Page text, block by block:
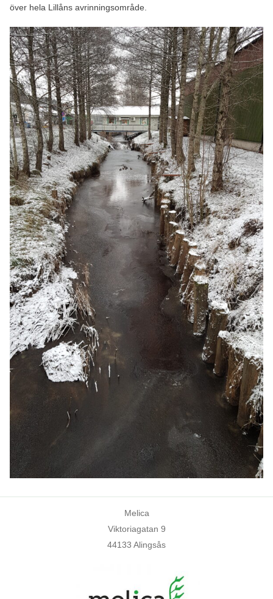
över hela Lillåns avrinningsområde.
Melica
Viktoriagatan 9
44133 Alingsås